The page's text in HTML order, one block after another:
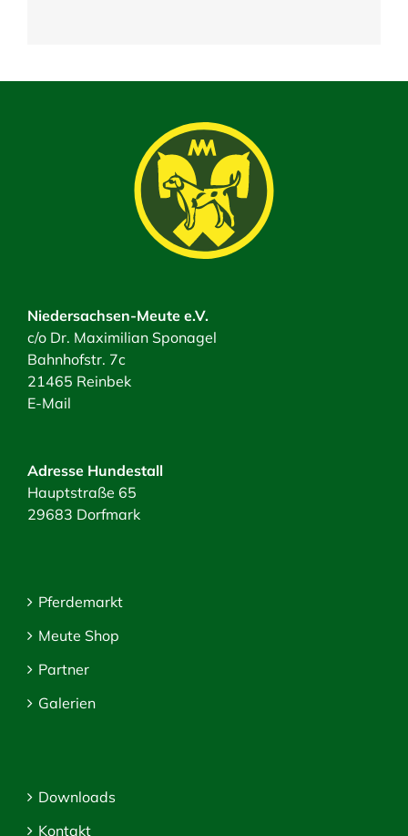
Niedersachsen-Meute e.V.
c/o Dr. Maximilian Sponagel
Bahnhofstr. 7c
21465 Reinbek
E-Mail
Adresse Hundestall
Hauptstraße 65
29683 Dorfmark
Pferdemarkt
Meute Shop
Partner
Galerien
Downloads
Kontakt